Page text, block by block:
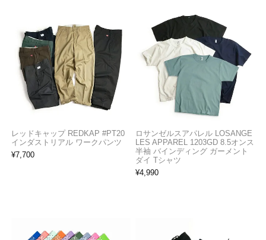
レッドキャップ REDKAP #PT20
インダストリアル ワークパンツ
¥7,700
ロサンゼルスアパレル LOSANGE
LES APPAREL 1203GD 8.5オンス
半袖 バインディング ガーメント
ダイ Tシャツ
¥4,990